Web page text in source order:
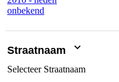
onbekend
Straatnaam
SelecteerStraatnaam